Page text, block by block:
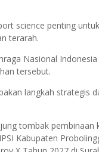
science penting
terarah.
Nasional
tersebut.
langkah strategis
tombak
Kabupaten